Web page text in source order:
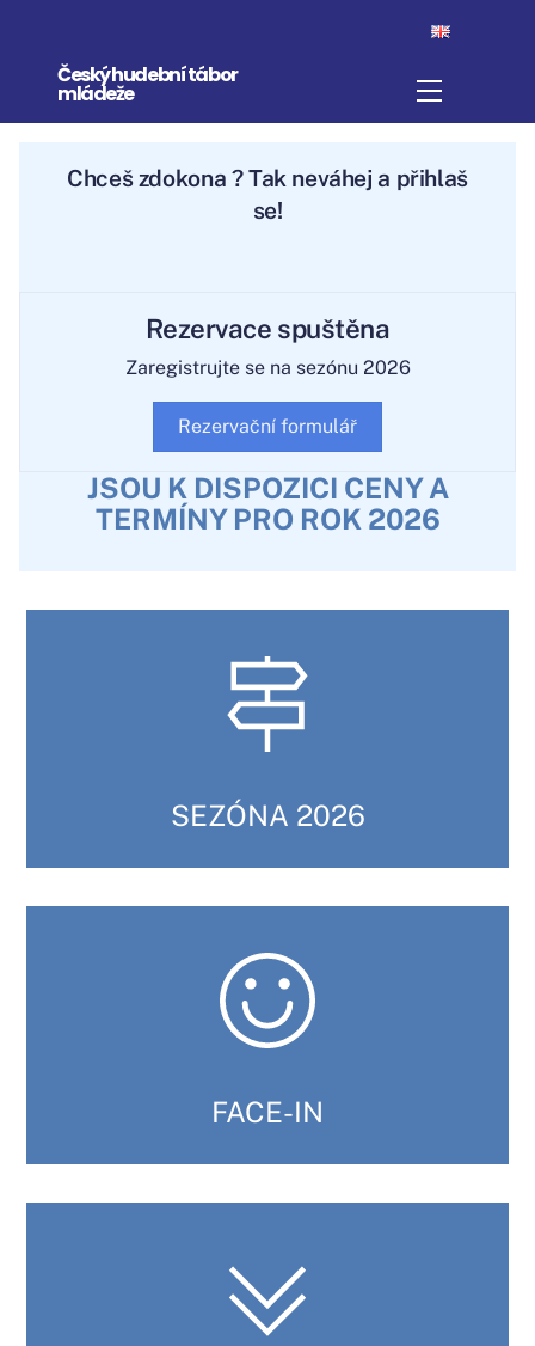
contentČeský hudební tábor
mládeže Menu
Chcešzdokonali ? Tak neváhej a
přihlaš se!
Rezervace spuštěna
Zaregistrujte se na sezónu 2026
Rezervační formulář
JSOU K DISPOZICI CENY A
TERMÍNY PRO ROK 2026
SEZÓNA 2026
FACE-IN